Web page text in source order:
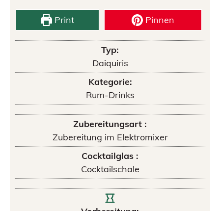
Print Pinnen
Typ:
Daiquiris
Kategorie:
Rum-Drinks
Zubereitungsart :
Zubereitung im Elektromixer
Cocktailglas :
Cocktailschale